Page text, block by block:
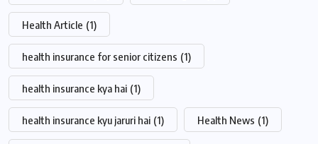
Health Article (1)
health insurance for senior citizens (1)
health insurance kya hai (1)
health insurance kyu jaruri hai (1) Health News (1)